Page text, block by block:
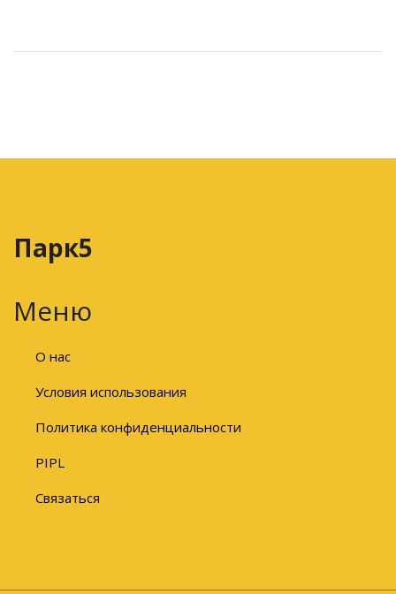
Парк5
Меню
О нас
Условия использования
Политика конфиденциальности
PIPL
Связаться